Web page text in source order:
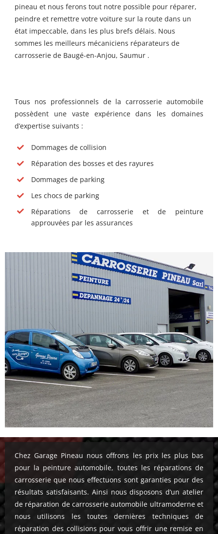
pineau et nous ferons tout notre possible pour réparer,
peindre et remettre votre voiture sur la route dans un
état impeccable, dans les plus brefs délais. Nous
sommes les meilleurs mécaniciens réparateurs de
carrosserie de Baugé-en-Anjou, Saumur .
Tous nos professionnels de la carrosserie automobile
possèdent une vaste expérience dans les domaines
d’expertise suivants :
Dommages de collision
Réparation des bosses et des rayures
Dommages de parking
Les chocs de parking
Réparations de carrosserie et de peinture
approuvées par les assurances
Chez Garage Pineau nous offrons les prix les plus bas
pour la peinture automobile, toutes les réparations de
carrosserie que nous effectuons sont garanties pour des
résultats satisfaisants. Ainsi nous disposons d’un atelier
de réparation de carrosserie automobile ultramoderne et
nous utilisons les toutes dernières techniques de
réparation des collisions pour vous offrir une remise en